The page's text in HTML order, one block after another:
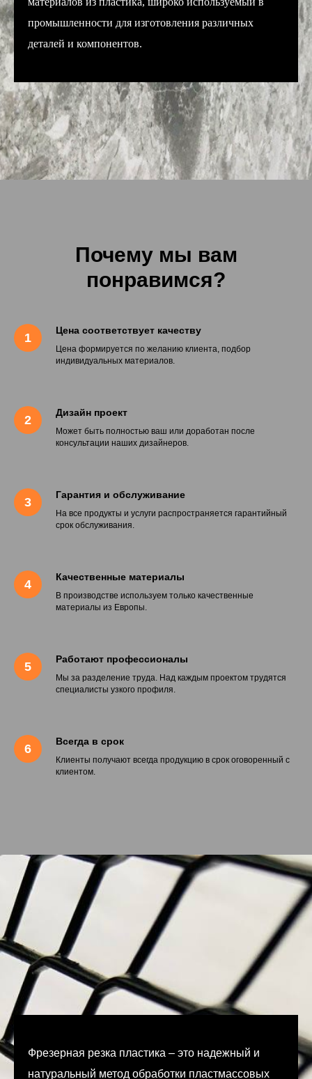
промышленности для изготовления различных
деталей и компонентов.
Почему мы вам
понравимся?
Цена соответствует качеству
Цена формируется по желанию клиента, подбор
индивидуальных материалов.
Дизайн проект
Может быть полностью ваш или доработан после
консультации наших дизайнеров.
Гарантия и обслуживание
На все продукты и услуги распространяется гарантийный
срок обслуживания.
Качественные материалы
В производстве используем только качественные
материалы из Европы.
Работают профессионалы
Мы за разделение труда. Над каждым проектом трудятся
специалисты узкого профиля.
Всегда в срок
Клиенты получают всегда продукцию в срок оговоренный с
клиентом.
Фрезерная резка пластика – это надежный и
натуральный метод обработки пластмассовых